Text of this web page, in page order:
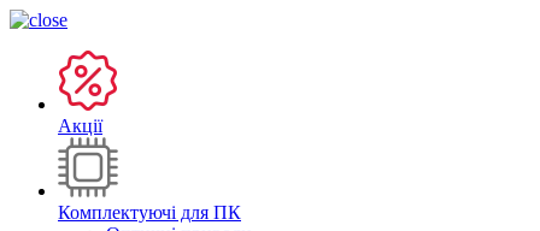
Акції
Комплектуючі для ПК